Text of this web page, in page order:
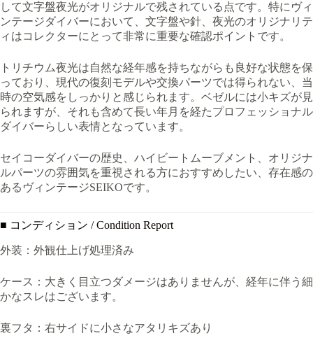
して文字盤夜光がオリジナルで残されている点です。特にヴィ
ンテージダイバーにおいて、文字盤や針、夜光のオリジナリテ
ィはコレクターにとって非常に重要な確認ポイントです。
トリチウム夜光は自然な経年感を持ちながらも良好な状態を保
っており、現代の復刻モデルや交換パーツでは得られない、当
時の空気感をしっかりと感じられます。ベゼルには小キズが見
られますが、それも含めて長い年月を経たプロフェッショナル
ダイバーらしい表情となっています。
セイコーダイバーの歴史、ハイビートムーブメント、オリジナ
ルパーツの雰囲気を重視される方におすすめしたい、存在感の
あるヴィンテージSEIKOです。
■ コンディション / Condition Report
外装：外観仕上げ処理済み
ケース：大きく目立つダメージはありませんが、経年に伴う細
かなスレはございます。
裏フタ：右サイドに小さなアタリキズあり